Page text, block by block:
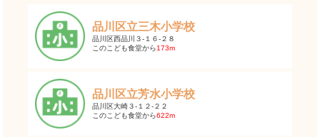
品川区立三木小学校
品川区西品川３-１６-２８
このこども食堂から173m
品川区立芳水小学校
品川区大崎３-１２-２２
このこども食堂から622m